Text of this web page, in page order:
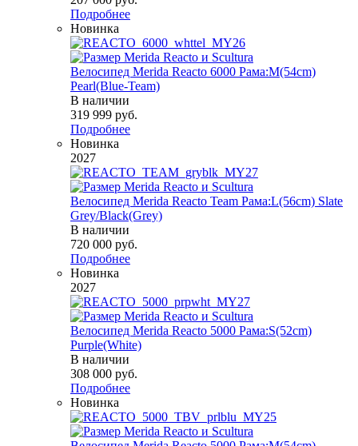
Подробнее
Новинка
Велосипед Merida Reacto 6000 Рама:M(54cm)
Pearl(Blue-Team)
В наличии
319 999 руб.
Подробнее
Новинка
2027
Велосипед Merida Reacto Team Рама:L(56cm) Slate
Grey/Black(Grey)
В наличии
720 000 руб.
Подробнее
Новинка
2027
Велосипед Merida Reacto 5000 Рама:S(52cm)
Purple(White)
В наличии
308 000 руб.
Подробнее
Новинка